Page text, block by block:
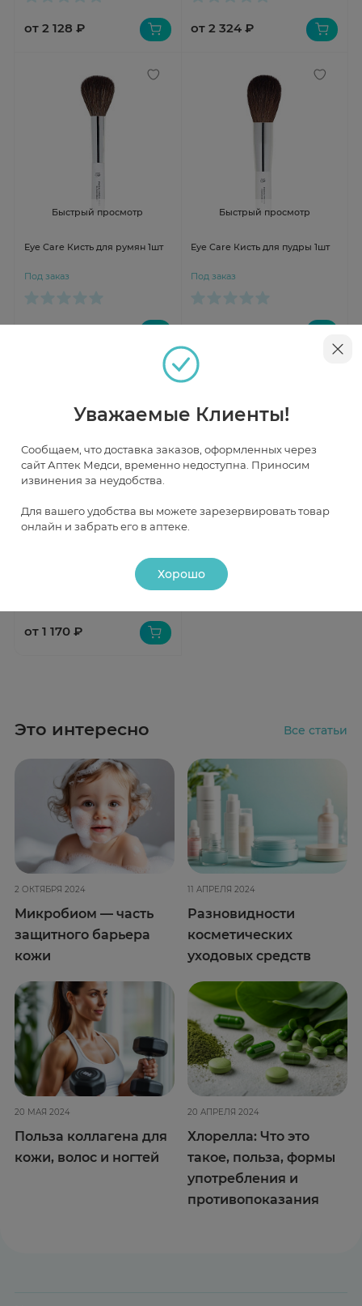
от 2 128 ₽ от 2 324 ₽
Быстрый просмотр
Eye Care Кисть для румян 1шт
Под заказ
Быстрый просмотр
Eye Care Кисть для пудры 1шт
Под заказ
Быстрый просмотр
от 1 170 ₽
Это интересно Все статьи
2 ОКТЯБРЯ 2024
Микробиом — часть
защитного барьера
кожи
11 АПРЕЛЯ 2024
Разновидности
косметических
уходовых средств
20 МАЯ 2024
Польза коллагена для
кожи, волос и ногтей
20 АПРЕЛЯ 2024
Хлорелла: Что это
такое, польза, формы
употребления и
противопоказания
Уважаемые Клиенты!
Сообщаем, что доставка заказов, оформленных через
сайт Аптек Медси, временно недоступна. Приносим
извинения за неудобства.
Для вашего удобства вы можете зарезервировать товар
онлайн и забрать его в аптеке.
Хорошо